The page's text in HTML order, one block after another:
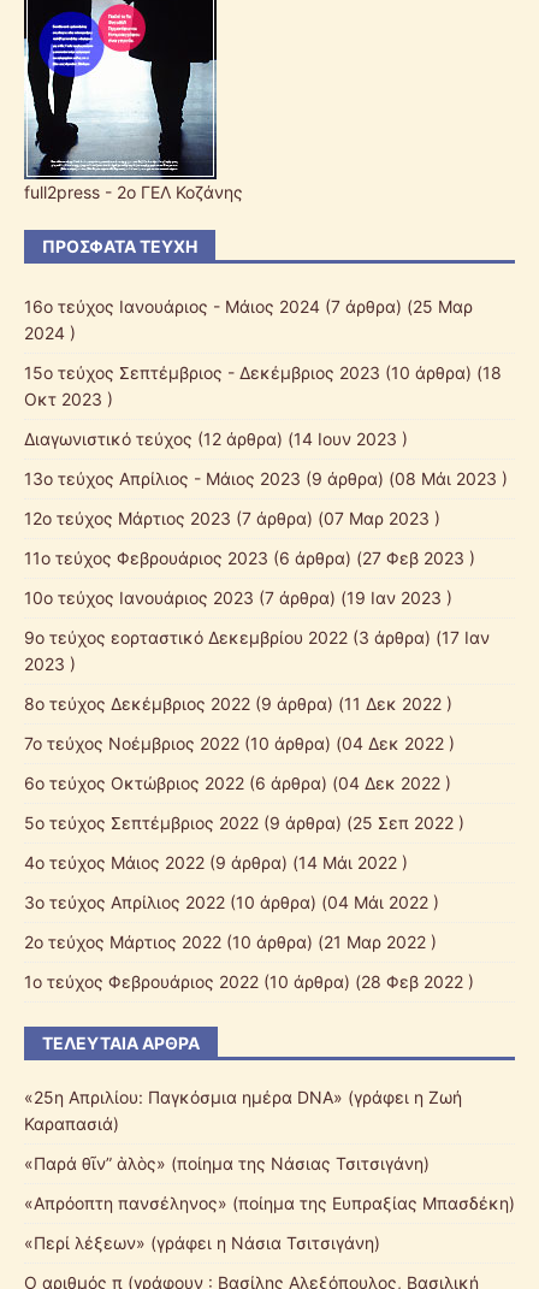
full2press - 2o ΓΕΛ Κοζάνης
ΠΡΌΣΦΑΤΑ ΤΕΎΧΗ
16ο τεύχος Ιανουάριος - Μάιος 2024 (7 άρθρα) (25 Μαρ
2024 )
15ο τεύχος Σεπτέμβριος - Δεκέμβριος 2023 (10 άρθρα) (18
Οκτ 2023 )
Διαγωνιστικό τεύχος (12 άρθρα) (14 Ιουν 2023 )
13ο τεύχος Απρίλιος - Μάιος 2023 (9 άρθρα) (08 Μάι 2023 )
12o τεύχος Μάρτιος 2023 (7 άρθρα) (07 Μαρ 2023 )
11ο τεύχος Φεβρουάριος 2023 (6 άρθρα) (27 Φεβ 2023 )
10o τεύχος Ιανουάριος 2023 (7 άρθρα) (19 Ιαν 2023 )
9o τεύχος εορταστικό Δεκεμβρίου 2022 (3 άρθρα) (17 Ιαν
2023 )
8ο τεύχος Δεκέμβριος 2022 (9 άρθρα) (11 Δεκ 2022 )
7o τεύχος Νοέμβριος 2022 (10 άρθρα) (04 Δεκ 2022 )
6o τεύχος Οκτώβριος 2022 (6 άρθρα) (04 Δεκ 2022 )
5o τεύχος Σεπτέμβριος 2022 (9 άρθρα) (25 Σεπ 2022 )
4ο τεύχος Μάιος 2022 (9 άρθρα) (14 Μάι 2022 )
3ο τεύχος Απρίλιος 2022 (10 άρθρα) (04 Μάι 2022 )
2o τεύχος Μάρτιος 2022 (10 άρθρα) (21 Μαρ 2022 )
1o τεύχος Φεβρουάριος 2022 (10 άρθρα) (28 Φεβ 2022 )
ΤΕΛΕΥΤΑΊΑ ΆΡΘΡΑ
«25η Απριλίου: Παγκόσμια ημέρα DNA» (γράφει η Ζωή
Καραπασιά)
«Παρά θῖν” ἁλὸς» (ποίημα της Νάσιας Τσιτσιγάνη)
«Απρόοπτη πανσέληνος» (ποίημα της Ευπραξίας Μπασδέκη)
«Περί λέξεων» (γράφει η Νάσια Τσιτσιγάνη)
Ο αριθμός π (γράφουν : Βασίλης Αλεξόπουλος, Βασιλική